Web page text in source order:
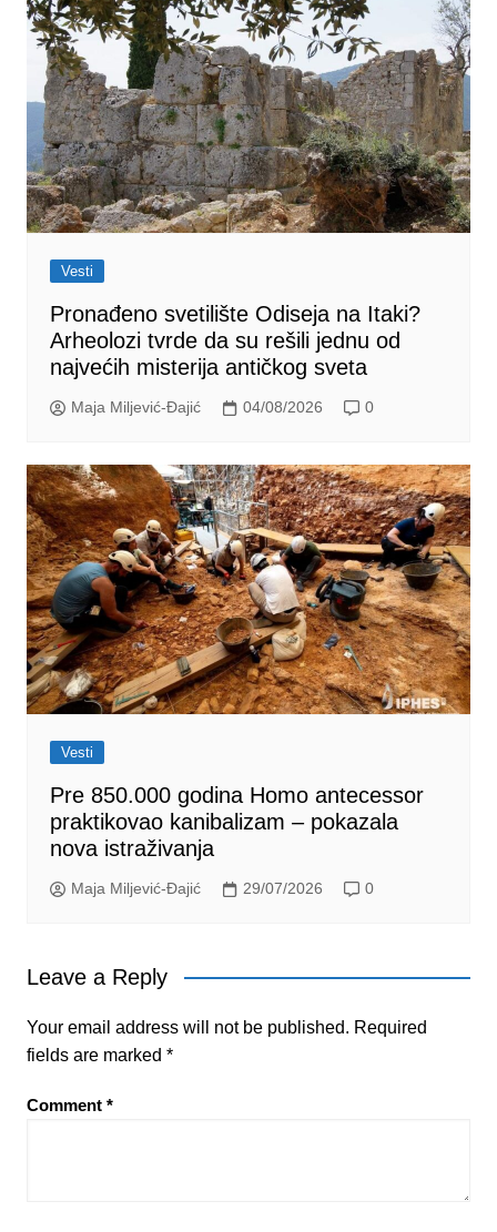
Vesti
Pronađeno svetilište Odiseja na Itaki?
Arheolozi tvrde da su rešili jednu od
najvećih misterija antičkog sveta
Maja Miljević-Đajić 04/08/2026 0
Vesti
Pre 850.000 godina Homo antecessor
praktikovao kanibalizam – pokazala
nova istraživanja
Maja Miljević-Đajić 29/07/2026 0
Leave a Reply
Your email address will not be published. Required
fields are marked *
Comment *